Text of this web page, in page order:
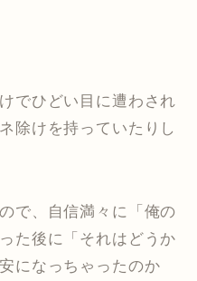
でひどい目に遭わされ
除けを持っていたりし
で、自信満々に「俺の
た後に「それはどうか
になっちゃったのか